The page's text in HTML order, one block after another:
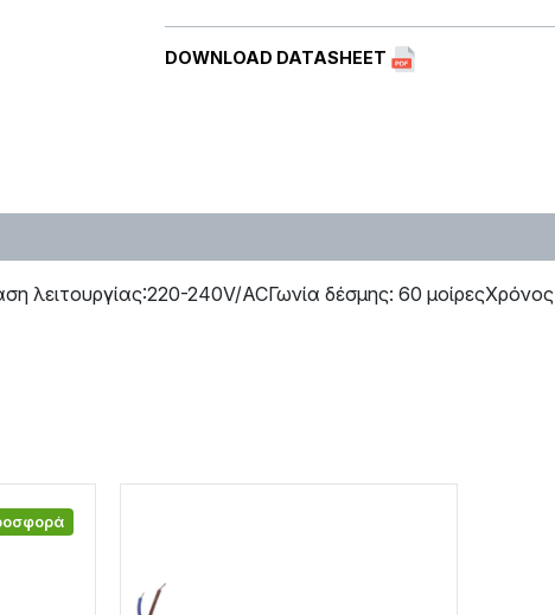
DOWNLOAD DATASHEET
240V/ACΓωνία δέσμης: 60 μοίρεςΧρόνος